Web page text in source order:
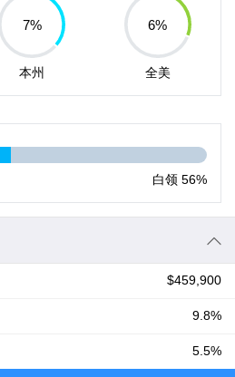
7%
本州
6%
全美
白领 56%
$459,900
9.8%
5.5%